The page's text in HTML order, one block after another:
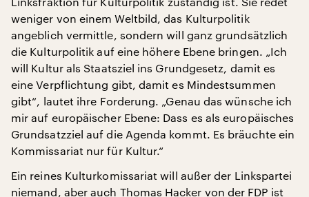
weniger von einem Weltbild, das Kulturpolitik
angeblich vermittle, sondern will ganz grundsätzlich
die Kulturpolitik auf eine höhere Ebene bringen. „Ich
will Kultur als Staatsziel ins Grundgesetz, damit es
eine Verpflichtung gibt, damit es Mindestsummen
gibt“, lautet ihre Forderung. „Genau das wünsche ich
mir auf europäischer Ebene: Dass es als europäisches
Grundsatzziel auf die Agenda kommt. Es bräuchte ein
Kommissariat nur für Kultur.“
Ein reines Kulturkomissariat will außer der Linkspartei
niemand, aber auch Thomas Hacker von der FDP ist